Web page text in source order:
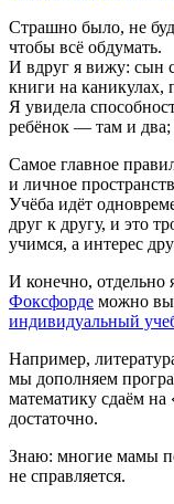
Страшно было, не
чтобы всё обдумать.
И вдруг я вижу: сын
книги на каникулах,
Я увидела
ребёнок — там и два;
Самое главное
и личное
Учёба идёт
друг к другу, и это
учимся, а интерес
И конечно, отдельно
Фоксфорде можно
индивидуальный
Например,
мы дополняем
математику сдаём на
достаточно.
Знаю: многие мамы
не справляется.